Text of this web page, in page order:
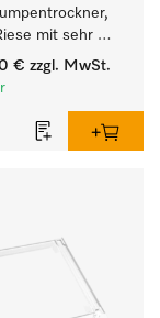
mit sehr
und
8 kg.
€ zzgl. MwSt.